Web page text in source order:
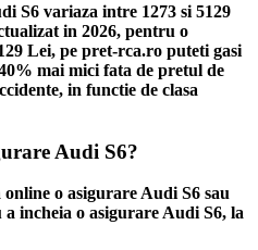
S6 variaza intre 1273 si 5129
in 2026, pentru o
Lei, pe pret-rca.ro puteti gasi
mai mici fata de pretul de
in functie de clasa
Audi S6?
o asigurare Audi S6 sau
incheia o asigurare Audi S6, la